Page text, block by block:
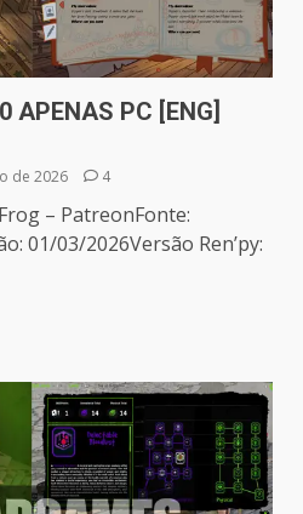
APENAS PC [ENG]
de 2026 4
– PatreonFonte:
01/03/2026Versão Ren’py: